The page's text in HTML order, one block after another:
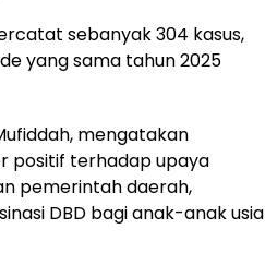
sebanyak 304 kasus,
yang sama tahun 2025
mengatakan
positif terhadap upaya
pemerintah daerah,
DBD bagi anak-anak usia